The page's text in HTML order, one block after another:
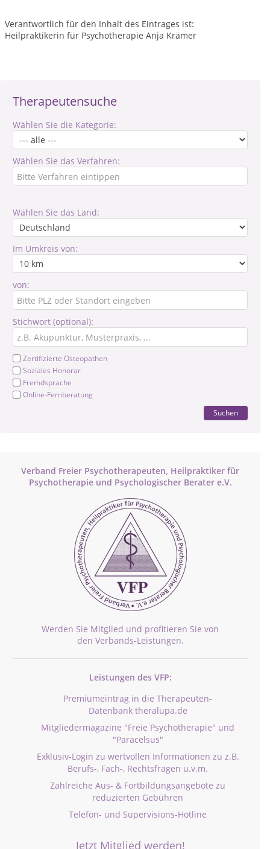
Therapeutensuche
Wählen Sie die Kategorie:
Wählen Sie das Verfahren:
Wählen Sie das Land:
Im Umkreis von:
von:
Stichwort (optional):
Zertifizierte Osteopathen
Soziales Honorar
Fremdsprache
Online-Fernberatung
Suchen
Verband Freier Psychotherapeuten, Heilpraktiker für
Psychotherapie und Psychologischer Berater e.V.
Werden Sie Mitglied und profitieren Sie von
den Verbands-Leistungen.
Leistungen des VFP:
Premiumeintrag in die Therapeuten-
Datenbank theralupa.de
Mitgliedermagazine "Freie Psychotherapie" und
"Paracelsus"
Exklusiv-Login zu wertvollen Informationen zu z.B.
Berufs-, Fach-, Rechtsfragen u.v.m.
Zahlreiche Aus- & Fortbildungsangebote zu
reduzierten Gebühren
Telefon- und Supervisions-Hotline
Jetzt Mitglied werden!
Verantwortlich für den Inhalt des Eintrages ist:
Heilpraktikerin für Psychotherapie Anja Krämer